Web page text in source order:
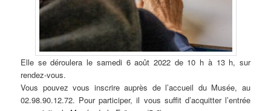
Elle se déroulera le samedi 6 août 2022 de 10 h à 13 h, sur
rendez-vous.
Vous pouvez vous inscrire auprès de l’accueil du Musée, au
02.98.90.12.72. Pour participer, il vous suffit d’acquitter l’entrée